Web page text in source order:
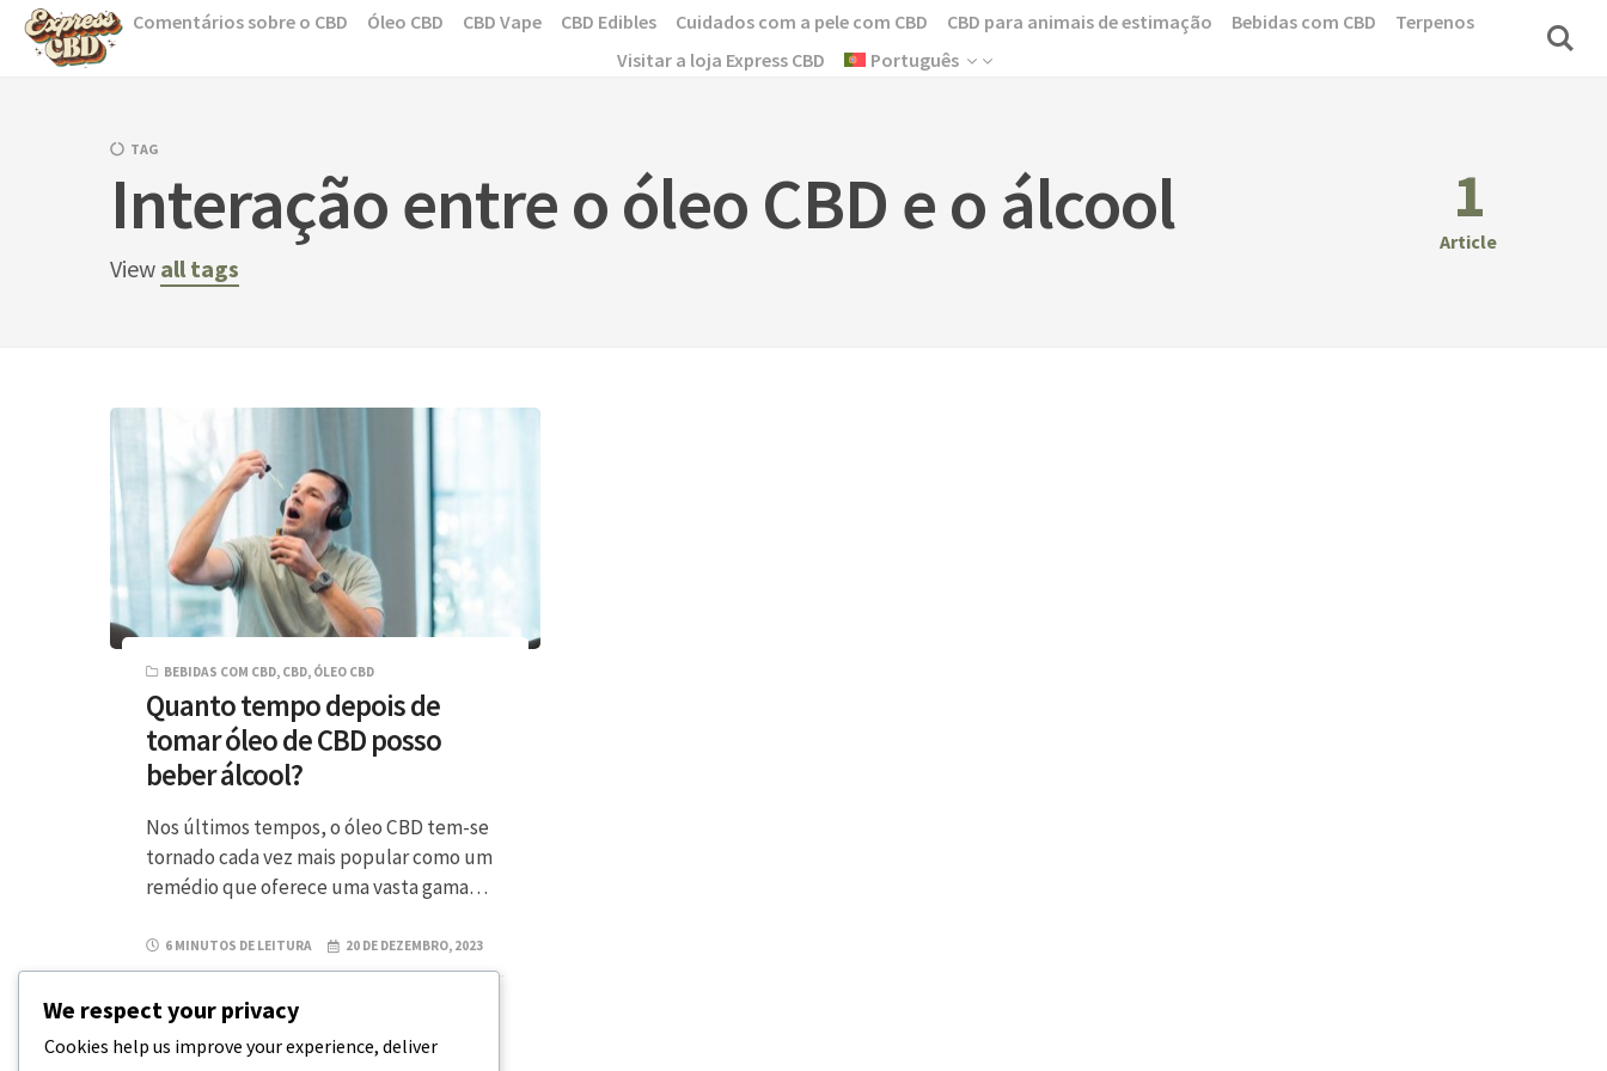
Skip
Comentários sobre o CBD Óleo CBD CBD Vape CBD Edibles Cuidados com a pele com CBD CBD para animais de estimação Bebidas com CBD
Terpenos
Visitar a loja Express CBD
Português
TAG
Interação entre o óleo CBD e o álcool
View all tags
1
Article
BEBIDAS COM CBD, CBD, ÓLEO CBD
Quanto tempo depois de
tomar óleo de CBD posso
beber álcool?
Nos últimos tempos, o óleo CBD tem-se
tornado cada vez mais popular como um
remédio que oferece uma vasta gama…
6 MINUTOS DE LEITURA 20 DE DEZEMBRO, 2023
We respect your privacy
Cookies help us improve your experience, deliver